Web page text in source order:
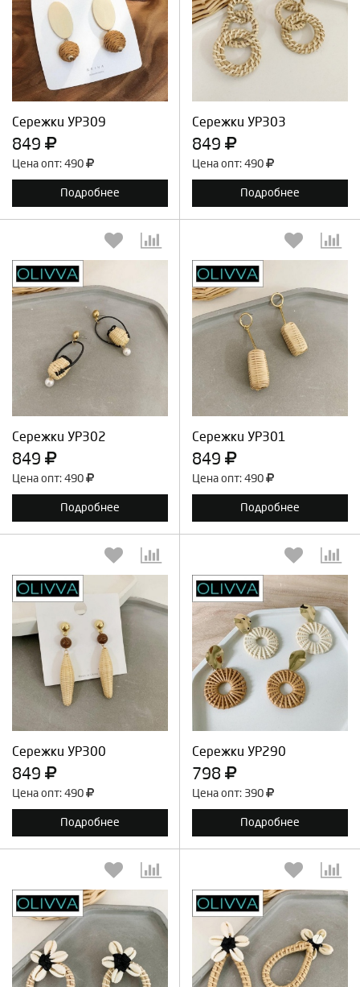
Сережки УР309
849
Цена опт: 490
Подробнее
Выберите количество:
Продолжить Отмена
Сережки УР303
849
Цена опт: 490
Подробнее
Выберите количество:
Сережки УР302
849
Цена опт: 490
Подробнее
Выберите количество:
Сережки УР301
849
Цена опт: 490
Подробнее
Выберите количество:
Продолжить
Сережки УР300
849
Цена опт: 490
Подробнее
Выберите количество:
Продолжить
Сережки УР290
798
Цена опт: 390
Подробнее
Выберите количество:
Выберите количество: Выберите количество: